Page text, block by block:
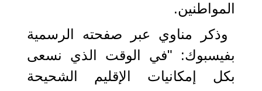
المواطنين.
وذكر مناوي عبر صفحته الرسمية
بفيسبوك: "في الوقت الذي نسعى
بكل إمكانيات الإقليم الشحيحة